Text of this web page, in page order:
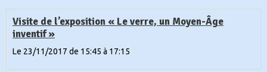
Visite de l’exposition « Le verre, un Moyen-Âge
inventif »
Le 23/11/2017 de 15:45 à 17:15